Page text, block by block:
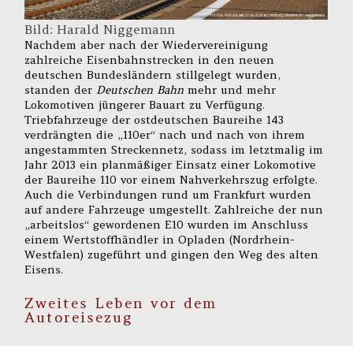
Bild: Harald Niggemann
Nachdem aber nach der Wiedervereinigung
zahlreiche Eisenbahnstrecken in den neuen
deutschen Bundesländern stillgelegt wurden,
standen der Deutschen Bahn mehr und mehr
Lokomotiven jüngerer Bauart zu Verfügung.
Triebfahrzeuge der ostdeutschen Baureihe 143
verdrängten die „110er“ nach und nach von ihrem
angestammten Streckennetz, sodass im letztmalig im
Jahr 2013 ein planmäßiger Einsatz einer Lokomotive
der Baureihe 110 vor einem Nahverkehrszug erfolgte.
Auch die Verbindungen rund um Frankfurt wurden
auf andere Fahrzeuge umgestellt. Zahlreiche der nun
„arbeitslos“ gewordenen E10 wurden im Anschluss
einem Wertstoffhändler in Opladen (Nordrhein-
Westfalen) zugeführt und gingen den Weg des alten
Eisens.
Zweites Leben vor dem
Autoreisezug